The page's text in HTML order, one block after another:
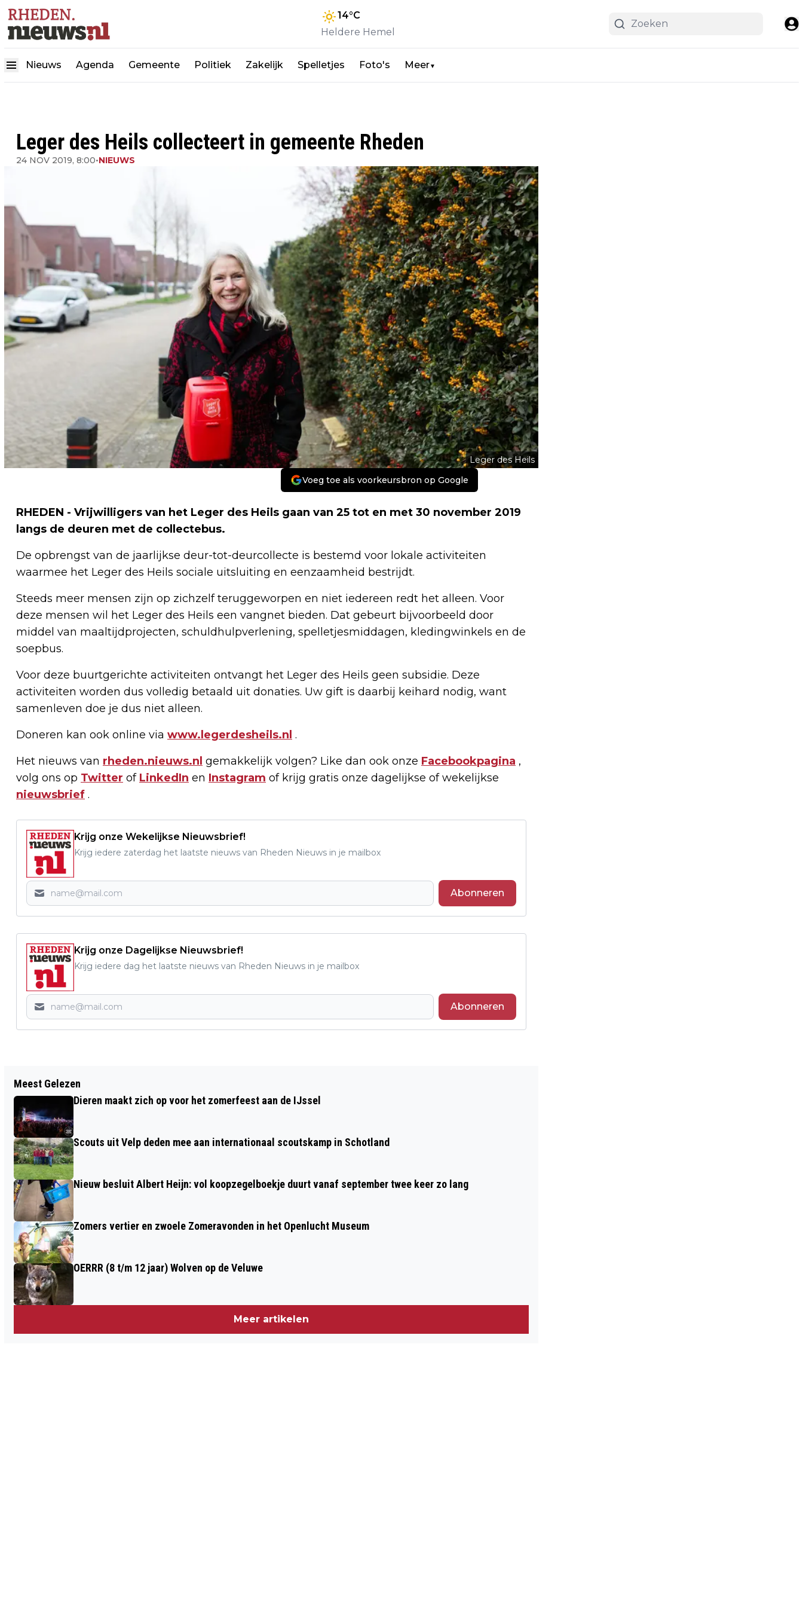
14°C
Heldere Hemel
Nieuws Agenda Gemeente Politiek Zakelijk Spelletjes Foto's Meer▼
Leger des Heils collecteert in gemeente Rheden
24 NOV 2019, 8:00•NIEUWS
Leger des Heils
Voeg toe als voorkeursbron op Google
RHEDEN - Vrijwilligers van het Leger des Heils gaan van 25 tot en met 30 november 2019
langs de deuren met de collectebus.
De opbrengst van de jaarlijkse deur-tot-deurcollecte is bestemd voor lokale activiteiten
waarmee het Leger des Heils sociale uitsluiting en eenzaamheid bestrijdt.
Steeds meer mensen zijn op zichzelf teruggeworpen en niet iedereen redt het alleen. Voor
deze mensen wil het Leger des Heils een vangnet bieden. Dat gebeurt bijvoorbeeld door
middel van maaltijdprojecten, schuldhulpverlening, spelletjesmiddagen, kledingwinkels en de
soepbus.
Voor deze buurtgerichte activiteiten ontvangt het Leger des Heils geen subsidie. Deze
activiteiten worden dus volledig betaald uit donaties. Uw gift is daarbij keihard nodig, want
samenleven doe je dus niet alleen.
Doneren kan ook online via www.legerdesheils.nl .
Het nieuws van rheden.nieuws.nl gemakkelijk volgen? Like dan ook onze Facebookpagina ,
volg ons op Twitter of LinkedIn en Instagram of krijg gratis onze dagelijkse of wekelijkse
nieuwsbrief .
Krijg onze Wekelijkse Nieuwsbrief!
Krijg iedere zaterdag het laatste nieuws van Rheden Nieuws in je mailbox
Abonneren
Krijg onze Dagelijkse Nieuwsbrief!
Krijg iedere dag het laatste nieuws van Rheden Nieuws in je mailbox
Abonneren
BRANDWEER VELP NAAR
SCHOORSTEENBRAND BREMLAAN
ROZENDAAL
Meest Gelezen
Dieren maakt zich op voor het zomerfeest aan de IJssel
Scouts uit Velp deden mee aan internationaal scoutskamp in Schotland
Nieuw besluit Albert Heijn: vol koopzegelboekje duurt vanaf september twee keer zo lang
Zomers vertier en zwoele Zomeravonden in het Openlucht Museum
OERRR (8 t/m 12 jaar) Wolven op de Veluwe
Meer artikelen